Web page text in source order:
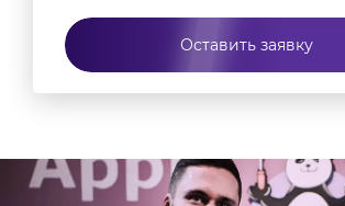
Оставить заявку